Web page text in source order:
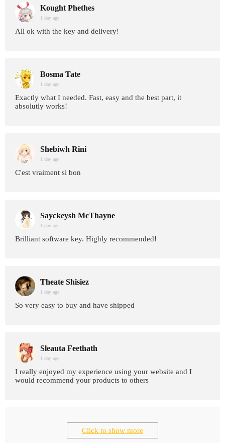
Kought Phethes
1 day age
All ok with the key and delivery!
Bosma Tate
1 day age
Exactly what I needed. Fast, easy and the best part, it
absolutly works!
Shebiwh Rini
1 day age
C'est vraiment si bon
Sayckeysh McThayne
1 day age
Brilliant software key. Highly recommended!
Theate Shisiez
1 day age
So very easy to buy and have shipped
Sleauta Feethath
1 day age
I really enjoyed my experience using your website and I
would recommend your products to others
Click to show more